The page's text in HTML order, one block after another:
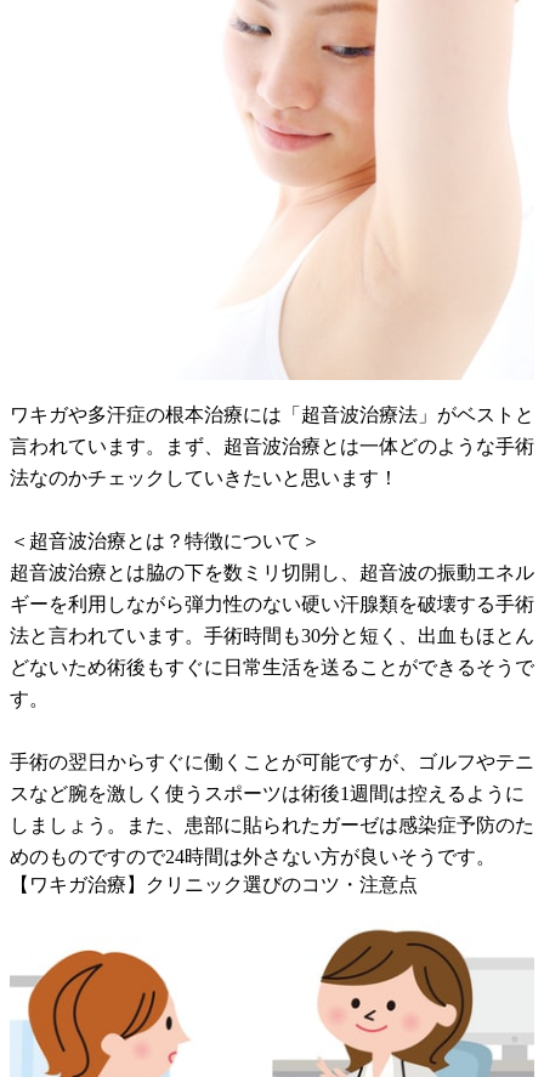
ワキガや多汗症の根本治療には「超音波治療法」がベストと
言われています。まず、超音波治療とは一体どのような手術
法なのかチェックしていきたいと思います！
＜超音波治療とは？特徴について＞
超音波治療とは脇の下を数ミリ切開し、超音波の振動エネル
ギーを利用しながら弾力性のない硬い汗腺類を破壊する手術
法と言われています。手術時間も30分と短く、出血もほとん
どないため術後もすぐに日常生活を送ることができるそうで
す。
手術の翌日からすぐに働くことが可能ですが、ゴルフやテニ
スなど腕を激しく使うスポーツは術後1週間は控えるように
しましょう。また、患部に貼られたガーゼは感染症予防のた
めのものですので24時間は外さない方が良いそうです。
【ワキガ治療】クリニック選びのコツ・注意点